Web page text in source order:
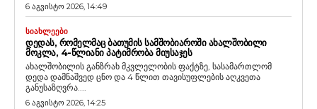
6 აგვისტო 2026, 14:49
ᲡᲘᲐᲮᲚᲔᲔᲑᲘ
ᲓᲔᲓᲐᲡ, ᲠᲝᲛᲔᲚᲛᲐᲪ ᲑᲐᲗᲣᲛᲘᲡ ᲡᲐᲛᲨᲝᲑᲘᲐᲠᲝᲨᲘ ᲐᲮᲐᲚᲨᲝᲑᲘᲚᲘ
ᲛᲝᲙᲚᲐ, 4-ᲬᲚᲘᲐᲜᲘ ᲞᲐᲢᲘᲛᲠᲝᲑᲐ ᲛᲘᲣᲡᲐᲯᲔᲡ
ახალშობილის განზრახ მკვლელობის ფაქტზე, სასამართლომ
დედა დამნაშვედ ცნო და 4 წლით თავისუფლების აღკვეთა
განუსაზღვრა....
6 აგვისტო 2026, 14:25